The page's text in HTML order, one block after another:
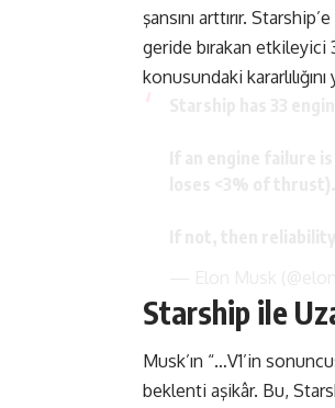
şansını arttırır.
geride bırakan
konusundaki kararlılığını
Starship ile
Musk’ın “…V1’in
beklenti aşikâr. Bu,